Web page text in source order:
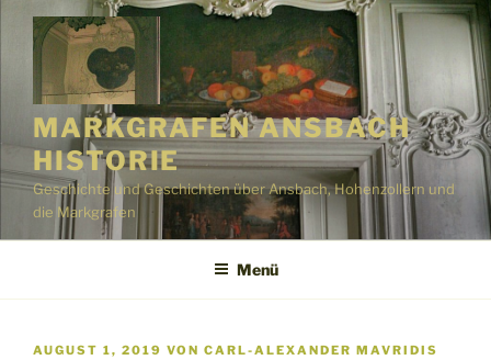
Zum
Inhalt
springen
MARKGRAFEN ANSBACH
HISTORIE
Geschichte und Geschichten über Ansbach, Hohenzollern und
die Markgrafen
Menü
VERÖFFENTLICHT
AUGUST 1, 2019 VON CARL-ALEXANDER MAVRIDIS